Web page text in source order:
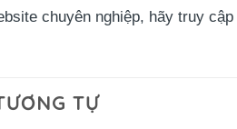
chuyên nghiệp, hãy truy cập
TỰ